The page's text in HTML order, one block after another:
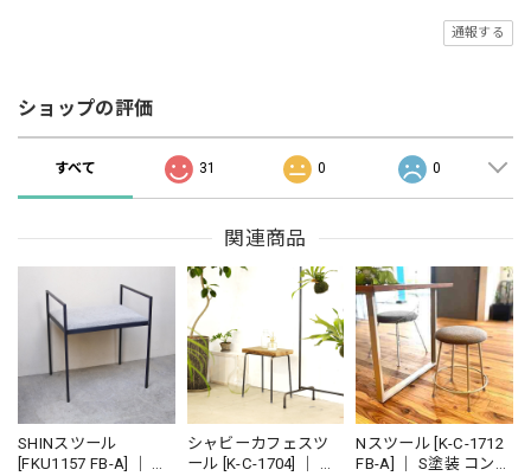
通報する
ショップの評価
すべて 31 0 0
関連商品
SHINスツール
[FKU1157 FB-A] ｜ ハ
シャビーカフェスツ
ール [K-C-1704] ｜ 古
Nスツール [K-C-1712
FB-A] ｜ S塗装 コンパ